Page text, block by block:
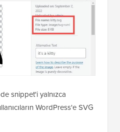
snippet'i yalnızca
WordPress'e SVG